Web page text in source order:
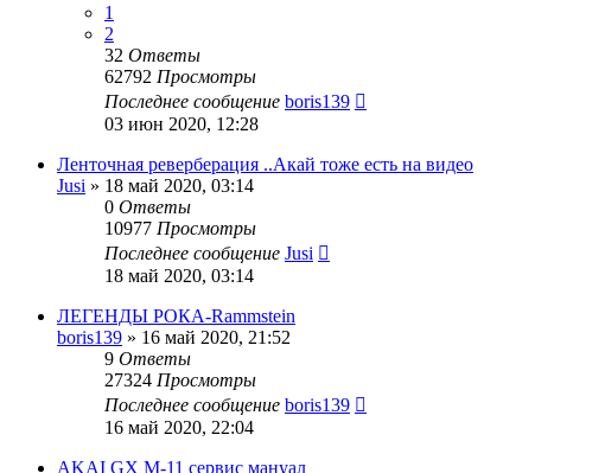
1
2
32 Ответы
62792 Просмотры
Последнее сообщение boris139
03 июн 2020, 12:28
Ленточная реверберация ..Акай тоже есть на видео
Jusi » 18 май 2020, 03:14
0 Ответы
10977 Просмотры
Последнее сообщение Jusi
18 май 2020, 03:14
ЛЕГЕНДЫ РОКА-Rammstein
boris139 » 16 май 2020, 21:52
9 Ответы
27324 Просмотры
Последнее сообщение boris139
16 май 2020, 22:04
AKAI GX M-11 сервис мануал